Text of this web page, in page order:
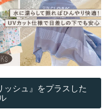
ッシュ』をプラスした